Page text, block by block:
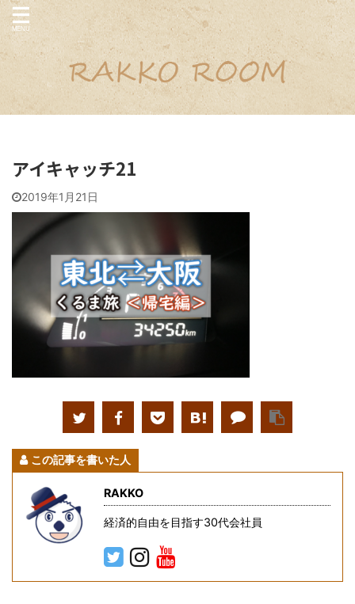
アイキャッチ21
2019年1月21日
この記事を書いた人
RAKKO
経済的自由を目指す30代会社員